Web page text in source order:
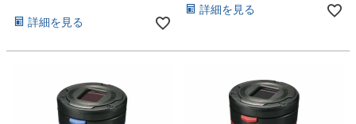
詳細を見る
詳細を見る